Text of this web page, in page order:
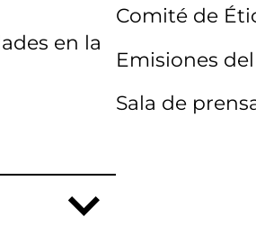
en la
Comité de
Emisiones
Sala de